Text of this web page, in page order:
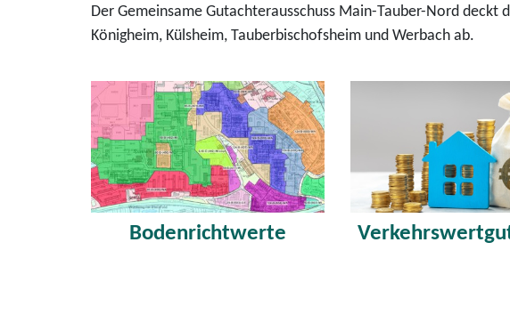
Der Gemeinsame Gutachterausschuss Main-Tauber-Nord
Königheim, Külsheim, Tauberbischofsheim und Werbach ab.
Bodenrichtwerte